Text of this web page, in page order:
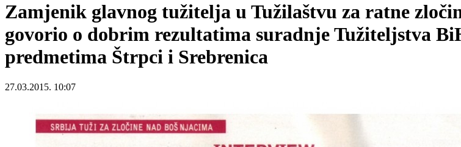
Zamjenik glavnog tužitelja u Tužilaštvu za ratne
govorio o dobrim rezultatima suradnje Tužiteljstva
predmetima Štrpci i Srebrenica
27.03.2015. 10:07